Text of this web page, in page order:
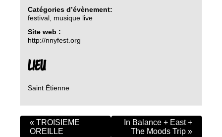
Catégories d’évènement:
festival, musique live
Site web :
http://nnyfest.org
LIEU
Saint Étienne
« TROISIEME
OREILLE
In Balance + East +
The Moods Trip »